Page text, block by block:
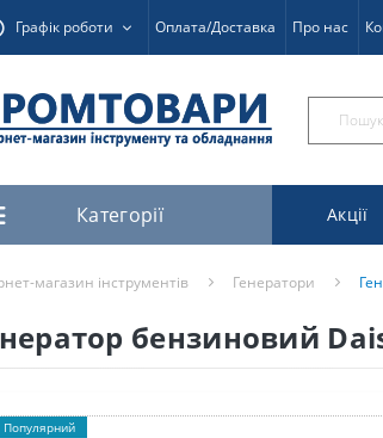
Графік роботи Оплата/Доставка Про нас
Категорії Акції
магазин інструментів Генератори
бензиновий
Популярний